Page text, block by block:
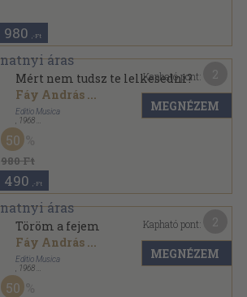
980 ,-Ft
Mért nem tudsz te lelkesedni?
Fáy András ...
Editio Musica
1968
Papír
980 Ft
50
490 ,-Ft
Kapható pont:
MEGNÉZEM
Töröm a fejem
Fáy András ...
Editio Musica
1968
Papír
Nyár volt sorozat
50
Kapható pont:
MEGNÉZEM